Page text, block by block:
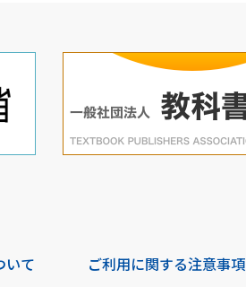
いて ご利用に関する注意事項